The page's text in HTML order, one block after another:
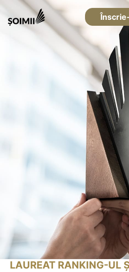
LAUREAT RANKING-UL